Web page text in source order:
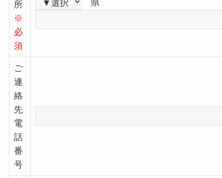
所
※
必
須
県
ご
連
絡
先
電
話
番
号